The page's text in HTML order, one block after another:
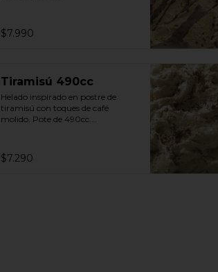
$7.990
Tiramisú 490cc
Helado inspirado en postre de
tiramisú con toques de café
molido. Pote de 490cc.
**FOTO REFERENCIAL**
$7.290